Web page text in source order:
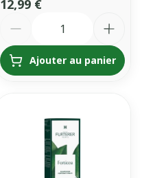
12,99 €
Ajouter au panier